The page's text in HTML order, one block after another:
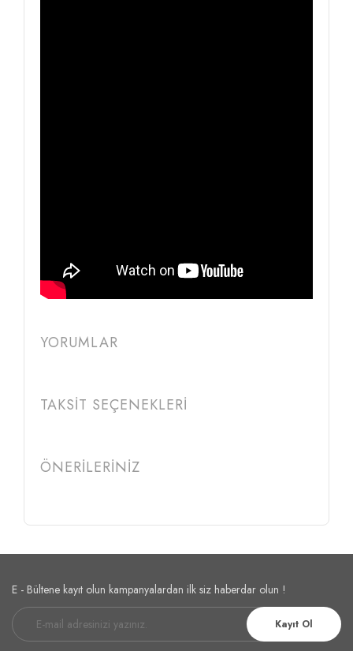
YORUMLAR
TAKSİT SEÇENEKLERİ
ÖNERİLERİNİZ
E - Bültene kayıt olun kampanyalardan ilk siz haberdar olun !
Kayıt Ol